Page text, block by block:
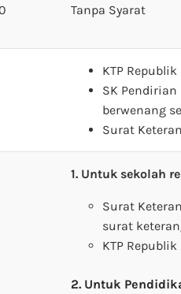
Tanpa Syarat
KTP
SK
berwenang
Surat
1. Untuk sekolah
Surat
surat
KTP
2. Untuk